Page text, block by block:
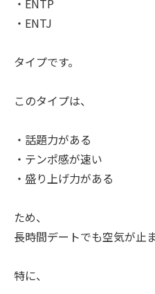
・ENTJ
タイプです。
このタイプは、
・話題力がある
・テンポ感が速い
・盛り上げ力がある
ため、
長時間デートでも空気が止
特に、